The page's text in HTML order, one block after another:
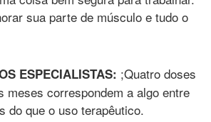
sua parte de músculo e tudo o
ESPECIALISTAS: ;Quatro doses
meses correspondem a algo entre
do que o uso terapêutico.